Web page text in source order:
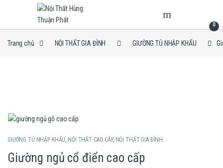
Skip to navigation
Skip to content
0
Trang chủ NỘI THẤT GIA ĐÌNH GIƯỜNG TỦ NHẬP KHẨU
GIƯỜNG TỦ NHẬP KHẨU, NỘI THẤT CAO CẤP, NỘI THẤT GIA ĐÌNH
Giường ngủ cổ điển cao cấp